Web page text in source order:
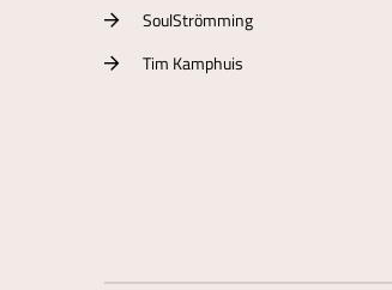
SoulStrömming
Tim Kamphuis